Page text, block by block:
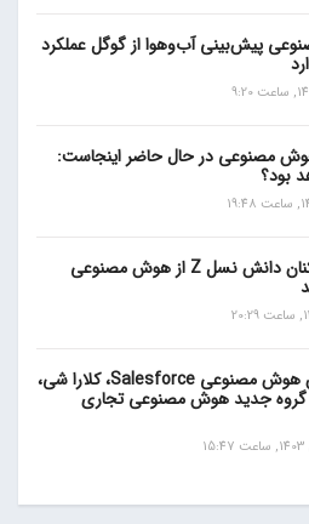
پیش‌بینی آب‌و‌هوا از گوگل عملکرد
مصنوعی در حال حاضر اینجاست:
بود؟
تقریباً تمام کارکنان دانش نسل Z از هوش مصنوعی
متا مدیر بخش هوش مصنوعی Salesforce، کلارا شی،
گروه جدید هوش مصنوعی تجاری